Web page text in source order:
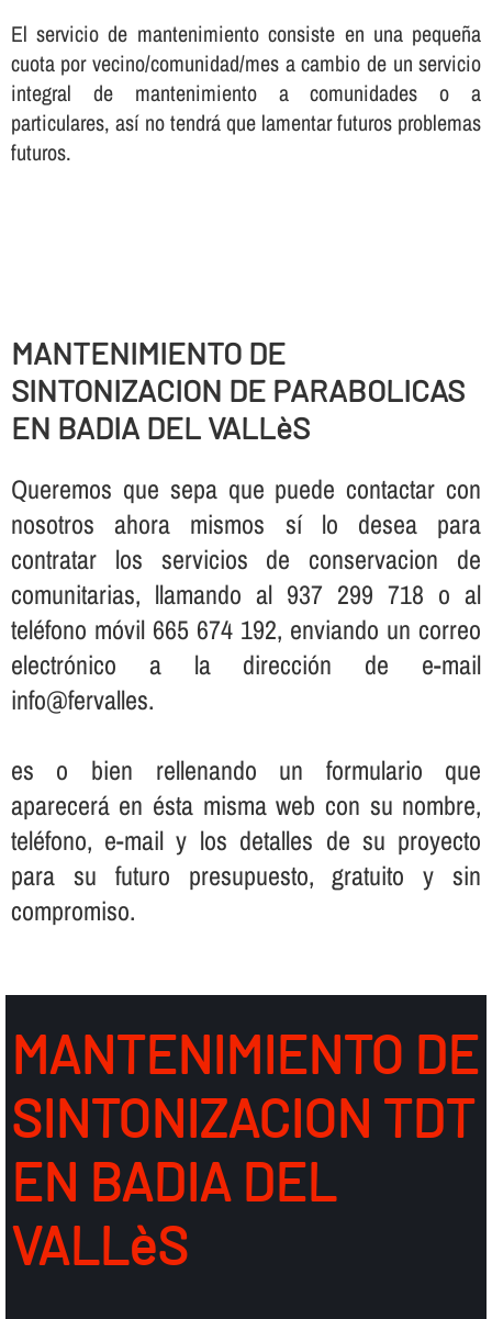
El servicio de mantenimiento consiste en una pequeña
cuota por vecino/comunidad/mes a cambio de un servicio
integral de mantenimiento a comunidades o a
particulares, así­ no tendrá que lamentar futuros problemas
futuros.
MANTENIMIENTO DE
SINTONIZACION DE PARABOLICAS
EN BADIA DEL VALLèS
Queremos que sepa que puede contactar con
nosotros ahora mismos sí­ lo desea para
contratar los servicios de conservacion de
comunitarias, llamando al 937 299 718 o al
teléfono móvil 665 674 192, enviando un correo
electrónico a la dirección de e-mail
info@fervalles.
es o bien rellenando un formulario que
aparecerá en ésta misma web con su nombre,
teléfono, e-mail y los detalles de su proyecto
para su futuro presupuesto, gratuito y sin
compromiso.
MANTENIMIENTO DE
SINTONIZACION TDT
EN BADIA DEL
VALLèS